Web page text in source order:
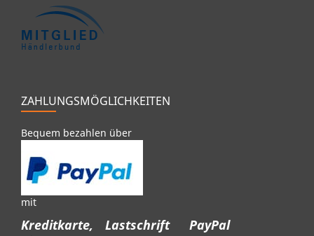
ZAHLUNGSMÖGLICHKEITEN
Bequem bezahlen über
mit
Kreditkarte, Lastschrift PayPal